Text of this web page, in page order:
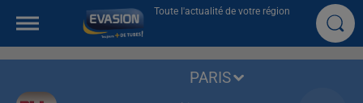
Toute l'actualité de votre région
PARIS